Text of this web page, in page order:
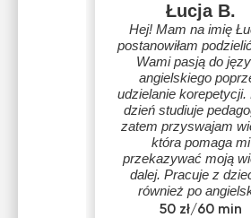
Łucja B.
Hej! Mam na imię
postanowiłam
Wami pasją do
angielskiego
udzielanie korepetycji.
dzień studiuje
zatem przyswajam
która pomaga mi
przekazywać moją
dalej. Pracuje z
również po
Prowadzę warsztaty i
50 zł/60 min